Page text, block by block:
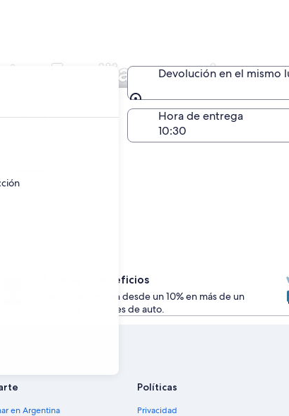
Familiar premium
Devolución en el mismo
Devolución en el mismo
Hora de entrega
mayores.
Accede a beneficios
Los socios ahorran desde un 10% en más de un
millón de alquileres de auto.
en Argentina
Políticas
Privacidad